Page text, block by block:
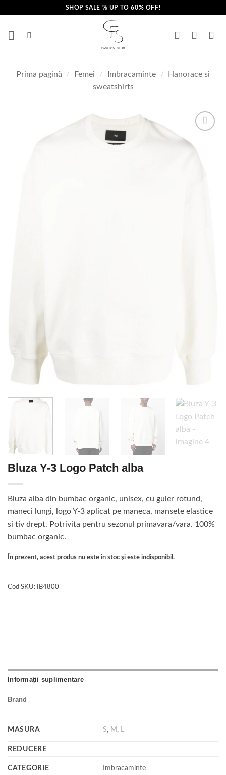
content
SHOP SALE % UP TO 60% OFF!
Prima pagină / Femei / Imbracaminte /
Hanorace si
sweatshirts
Bluza Y-3 Logo Patch alba
Bluza alba din bumbac organic, unisex, cu guler rotund,
maneci lungi, logo Y-3 aplicat pe maneca, mansete elastice
si tiv drept. Potrivita pentru sezonul primavara/vara. 100%
bumbac organic.
În prezent, acest produs nu este în stoc și este indisponibil.
Cod SKU: IB4800
Informații suplimentare
Brand
MASURA S, M ,
REDUCERE
CATEGORIE Imbracaminte